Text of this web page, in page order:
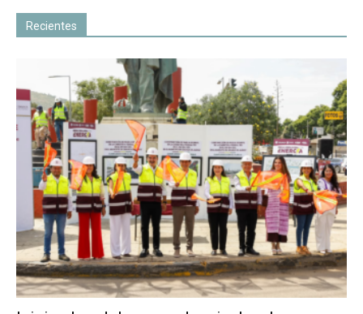
Recientes